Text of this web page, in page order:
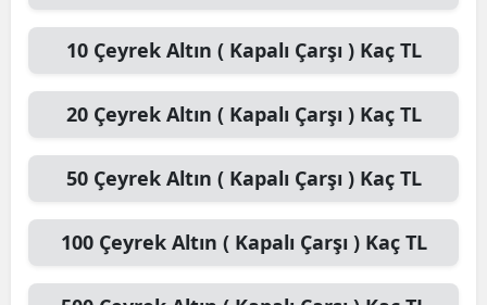
10 Çeyrek Altın ( Kapalı Çarşı )Kaç TL
20 Çeyrek Altın ( Kapalı Çarşı )Kaç TL
50 Çeyrek Altın ( Kapalı Çarşı )Kaç TL
100 Çeyrek Altın ( Kapalı Çarşı )Kaç TL